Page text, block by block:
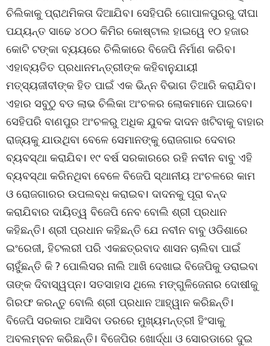
ଚିଲିକାକୁ ପ୍ରାଥମିକତା ଦିଆଯିବ। ସେହିପରି ଗୋପାଳପୁରରୁ ଦୀଘା
ପଯ୍ୟନ୍ତ ସାଢେ ୪୦୦ କିମିର କୋଷ୍ଟାଲ ହାଇୱେ ୧୦ ହଜାର
କୋଟି ଟଙ୍କା ବ୍ୟୟରେ ଚିଲିକାରେ ବିଜେପି ନିର୍ମାଣ କରିବ।
ଏହାବ୍ୟତିତ ପ୍ରଧାନମନ୍ତ୍ରୀଙ୍କ କହିବାନୁଯାୟୀ
ମତ୍ସ୍ୟଜୀବୀଙ୍କ ହିତ ପାଇଁ ଏକ ଭିନ୍ନ ବିଭାଗ ତିଆରି କରାଯିବ।
ଏହାର ସବୁଠୁ ବଡ ଲାଭ ଚିଲିକା ଅଂଚଳର ଲୋକମାନେ ପାଇବେ।
ସେହିପରି ବାଣପୁର ଅଂଚଳରୁ ଅଧିକ ଯୁବକ ଦାଦନ ଖଟିବାକୁ ବାହାର
ରାଜ୍ୟକୁ ଯାଉଥିବା ବେଳେ ସେମାନଙ୍କୁ ରୋଜଗାର ଦେବାର
ବ୍ୟବସ୍ଥା କରାଯିବ। ୧୯ ବର୍ଷ ସରକାରରେ ରହି ନବୀନ ବାବୁ ଏହି
ବ୍ୟବସ୍ଥା କରିନଥିବା ବେଳେ ବିଜେପି ସ୍ଥାନୀୟ ଅଂଚଳରେ କାମ
ଓ ରୋଜଗାରର ଉପଲବ୍ଧ କରାଇବ। ଦାଦନକୁ ପୂରା ବନ୍ଦ
କରାଯିବାର ଦାୟିତ୍ୱ ବିଜେପି ନେବ ବୋଲି ଶ୍ରୀ ପ୍ରଧାନ
କହିଛନ୍ତି। ଶ୍ରୀ ପ୍ରଧାନ କହିଛନ୍ତି ଯେ ନବୀନ ବାବୁ ଓଡିଶାରେ
ଇଂରେଜୀ, ହିଟଲରୀ ପରି ଏକଛତ୍ରବାଦ ଶାସନ ଚାଲିବା ପାଇଁ
ଚାହୁଁଛନ୍ତି କି ? ପୋଲିସର ନାଲି ଆଖି ଦେଖାଇ ବିଜେପିକୁ ଡରାଇବା
ତାଙ୍କ ଦିବାସ୍ୱପ୍ନ। ସତସାହାସ ଥିଲେ ମଙ୍ଗୁଳିଜେନାର ଦୋଷୀକୁ
ଗିରଫ କରନ୍ତୁ ବୋଲି ଶ୍ରୀ ପ୍ରଧାନ ଆହ୍ୱାନ କରିଛନ୍ତି।
ବିଜେପି ସରକାର ଆସିବା ଡରରେ ମୁଖ୍ୟମନ୍ତ୍ରୀ ହିଂସାକୁ
ଅବଲମ୍ବନ କରିଛନ୍ତି। ବିଜେପିର ଖୋର୍ଦ୍ଧା ଓ ସୋରଡାରେ ଦୁଇ